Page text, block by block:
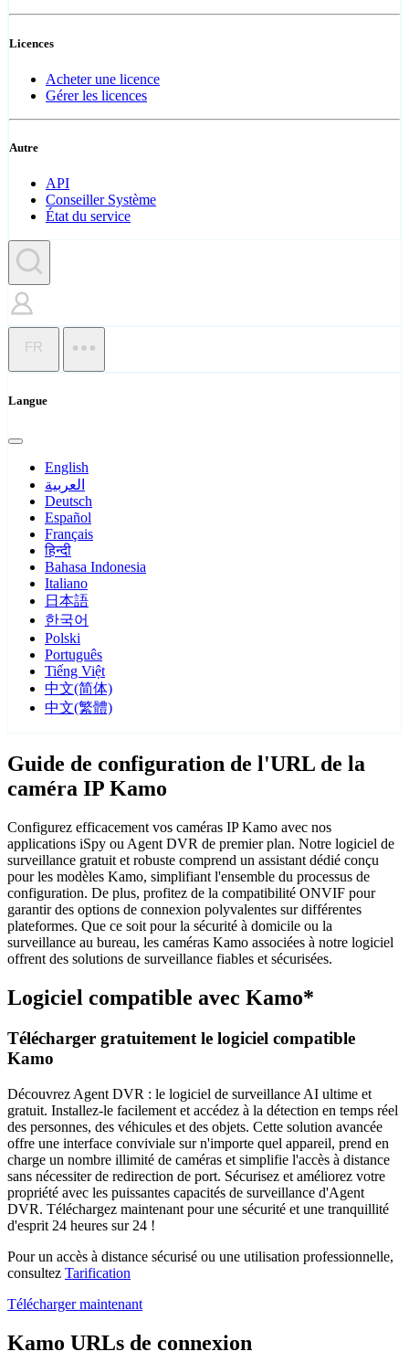
Licences
Acheter une licence
Gérer les licences
Autre
API
Conseiller Système
État du service
FR
Langue
English
العربية
Deutsch
Español
Français
हिन्दी
Bahasa Indonesia
Italiano
日本語
한국어
Polski
Português
Tiếng Việt
中文(简体)
中文(繁體)
Guide de configuration de l'URL de la
caméra IP Kamo
Configurez efficacement vos caméras IP Kamo avec nos
applications iSpy ou Agent DVR de premier plan. Notre logiciel de
surveillance gratuit et robuste comprend un assistant dédié conçu
pour les modèles Kamo, simplifiant l'ensemble du processus de
configuration. De plus, profitez de la compatibilité ONVIF pour
garantir des options de connexion polyvalentes sur différentes
plateformes. Que ce soit pour la sécurité à domicile ou la
surveillance au bureau, les caméras Kamo associées à notre logiciel
offrent des solutions de surveillance fiables et sécurisées.
Logiciel compatible avec Kamo*
Télécharger gratuitement le logiciel compatible
Kamo
Découvrez Agent DVR : le logiciel de surveillance AI ultime et
gratuit. Installez-le facilement et accédez à la détection en temps réel
des personnes, des véhicules et des objets. Cette solution avancée
offre une interface conviviale sur n'importe quel appareil, prend en
charge un nombre illimité de caméras et simplifie l'accès à distance
sans nécessiter de redirection de port. Sécurisez et améliorez votre
propriété avec les puissantes capacités de surveillance d'Agent
DVR. Téléchargez maintenant pour une sécurité et une tranquillité
d'esprit 24 heures sur 24 !
Pour un accès à distance sécurisé ou une utilisation professionnelle,
consultez Tarification
Télécharger maintenant
Kamo URLs de connexion